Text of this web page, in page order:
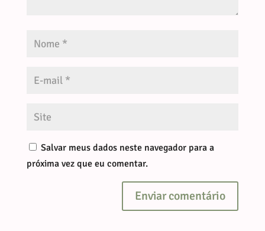
Salvar meus dados neste navegador para a
próxima vez que eu comentar.
Enviar comentário